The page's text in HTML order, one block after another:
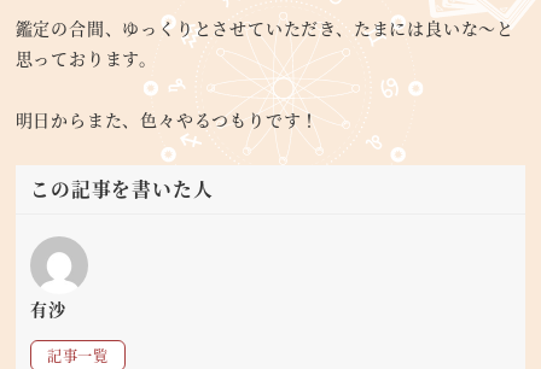
鑑定の合間、ゆっくりとさせていただき、たまには良いな～と
思っております。
明日からまた、色々やるつもりです！
この記事を書いた人
有沙
記事一覧